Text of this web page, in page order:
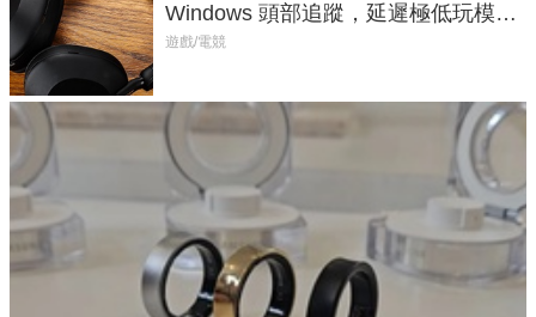
Windows 頭部追蹤，延遲極低玩模擬
飛行超有感
遊戲/電競